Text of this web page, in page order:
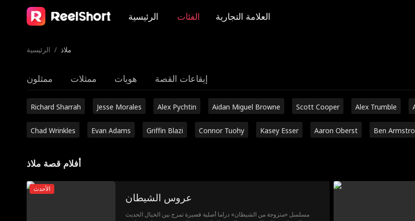
الرئيسية الفئات العلامة التجارية
الرئيسية / ملاذ
ممثلون ممثلات هويات إيقاعات القصة
Richard Sharrah Jesse Morales Alex Pychtin Aidan Miguel Browne Scott Cooper Alex Trumble
Chad Wrinkles Evan Adams Griffin Blazi Connor Tuohy Kasey Esser Aaron Oberst Ben
أفلام قصة ملاذ
الأحدث
عروس الشيطان
مسلسل «متزوجة من الشيطان» دراما أصلية قصيرة تمزج بين الخيال الحديث